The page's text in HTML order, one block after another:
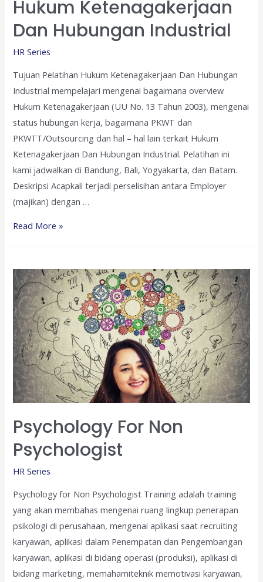
Hukum Ketenagakerjaan
Dan Hubungan Industrial
HR Series
Tujuan Pelatihan Hukum Ketenagakerjaan Dan Hubungan
Industrial mempelajari mengenai bagaimana overview
Hukum Ketenagakerjaan (UU No. 13 Tahun 2003), mengenai
status hubungan kerja, bagaimana PKWT dan
PKWTT/Outsourcing dan hal – hal lain terkait Hukum
Ketenagakerjaan Dan Hubungan Industrial. Pelatihan ini
kami jadwalkan di Bandung, Bali, Yogyakarta, dan Batam.
Deskripsi Acapkali terjadi perselisihan antara Employer
(majikan) dengan …
Hukum
Hubungan
Industrial
Read More »
Psychology For Non
Psychologist
HR Series
Psychology for Non Psychologist Training adalah training
yang akan membahas mengenai ruang lingkup penerapan
psikologi di perusahaan, mengenai aplikasi saat recruiting
karyawan, aplikasi dalam Penempatan dan Pengembangan
karyawan, aplikasi di bidang operasi (produksi), aplikasi di
bidang marketing, memahamiteknik memotivasi karyawan,